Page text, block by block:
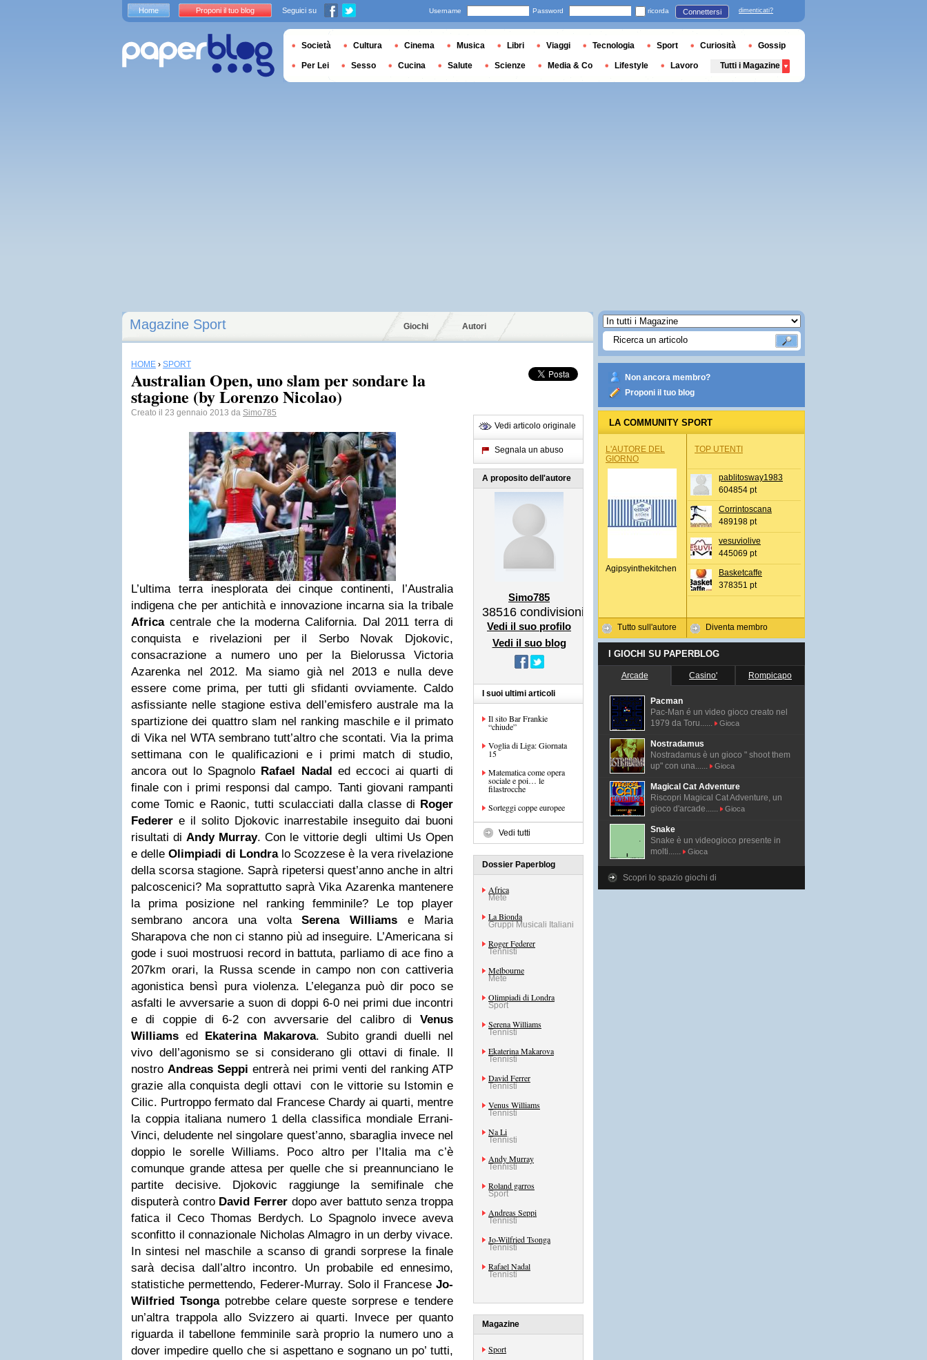
Magazine Sport Giochi Autori
HOME › SPORT
Australian Open, uno slam per sondare la
stagione (by Lorenzo Nicolao)
Creato il 23 gennaio 2013 da Simo785
L’ultima terra inesplorata dei cinque continenti, l’Australia
indigena che per antichità e innovazione incarna sia la tribale
Africacentrale che la moderna California. Dal 2011 terra di
conquista e rivelazioni per il Serbo Novak Djokovic,
consacrazione a numero uno per la Bielorussa Victoria
Azarenka nel 2012. Ma siamo già nel 2013 e nulla deve
essere come prima, per tutti gli sfidanti ovviamente. Caldo
asfissiante nelle stagione estiva dell’emisfero australe ma la
spartizione dei quattro slam nel ranking maschile e il primato
di Vika nel WTA sembrano tutt’altro che scontati. Via la prima
settimana con le qualificazioni e i primi match di studio,
ancora out lo Spagnolo Rafael Nadal ed eccoci ai quarti di
finale con i primi responsi dal campo. Tanti giovani rampanti
come Tomic e Raonic, tutti sculacciati dalla classe di Roger
Federer e il solito Djokovic inarrestabile inseguito dai buoni
risultati diAndy Murray. Con le vittorie degli ultimi Us Open
e delleOlimpiadi di Londralo Scozzese è la vera rivelazione
della scorsa stagione. Saprà ripetersi quest’anno anche in altri
palcoscenici? Ma soprattutto saprà Vika Azarenka mantenere
la prima posizione nel ranking femminile? Le top player
sembrano ancora una voltaSerena Williams e Maria
Sharapova che non ci stanno più ad inseguire. L’Americana si
gode i suoi mostruosi record in battuta, parliamo di ace fino a
207km orari, la Russa scende in campo non con cattiveria
agonistica bensì pura violenza. L’eleganza può dir poco se
asfalti le avversarie a suon di doppi 6-0 nei primi due incontri
e di coppie di 6-2 con avversarie del calibro di Venus
Williams ed Ekaterina Makarova. Subito grandi duelli nel
vivo dell’agonismo se si considerano gli ottavi di finale. Il
nostro Andreas Seppi entrerà nei primi venti del ranking ATP
grazie alla conquista degli ottavi con le vittorie su Istomin e
Cilic. Purtroppo fermato dal Francese Chardy ai quarti, mentre
la coppia italiana numero 1 della classifica mondiale Errani-
Vinci, deludente nel singolare quest’anno, sbaraglia invece nel
doppio le sorelle Williams. Poco altro per l’Italia ma c’è
comunque grande attesa per quelle che si preannunciano le
partite decisive. Djokovic raggiunge la semifinale che
disputerà contro David Ferrerdopo aver battuto senza troppa
fatica il Ceco Thomas Berdych. Lo Spagnolo invece aveva
sconfitto il connazionale Nicholas Almagro in un derby vivace.
In sintesi nel maschile a scanso di grandi sorprese la finale
sarà decisa dall’altro incontro. Un probabile ed ennesimo,
statistiche permettendo, Federer-Murray. Solo il Francese Jo-
Wilfried Tsongapotrebbe celare queste sorprese e tendere
un’altra trappola allo Svizzero ai quarti. Invece per quanto
riguarda il tabellone femminile sarà proprio la numero uno a
dover impedire quello che si aspettano e sognano un po’ tutti,
Vedi articolo originale
Segnala un abuso
A proposito dell'autore
Simo785
38516 condivisioni
Vedi il suo profilo
Vedi il suo blog
I suoi ultimi articoli
Il sito Bar Frankie
“chiude”
Voglia di Liga: Giornata
15
Matematica come opera
sociale e poi… le
filastrocche
Sorteggi coppe europee
Vedi tutti
Dossier Paperblog
Africa
Mete
La Bionda
Gruppi Musicali Italiani
Roger Federer
Tennisti
Melbourne
Mete
Olimpiadi di Londra
Sport
Serena Williams
Tennisti
Ekaterina Makarova
Tennisti
David Ferrer
Tennisti
Venus Williams
Tennisti
Na Li
Tennisti
Andy Murray
Tennisti
Roland garros
Sport
Andreas Seppi
Tennisti
Jo-Wilfried Tsonga
Tennisti
Rafael Nadal
Tennisti
Magazine
Sport
Non ancora membro?
Proponi il tuo blog
LA COMMUNITY SPORT
L'AUTORE DEL
GIORNO
Agipsyinthekitchen
Tutto sull'autore
TOP UTENTI
pablitosway1983
604854 pt
Corrintoscana
489198 pt
vesuviolive
445069 pt
Basketcaffe
378351 pt
Diventa membro
I GIOCHI SU PAPERBLOG
Arcade Casino' Rompicapo
Pacman
Pac-Man é un video gioco creato nel
1979 da Toru......
Gioca
Nostradamus
Nostradamus è un gioco " shoot them
up" con una......
Gioca
Magical Cat Adventure
Riscopri Magical Cat Adventure, un
gioco d'arcade......
Gioca
Snake
Snake è un videogioco presente in
molti......
Gioca
Scopri lo spazio giochi di
Home Proponi il tuo blog Seguici su Username Password ricorda Connettersi dimenticati?
Società Cultura Cinema Musica Libri Viaggi Tecnologia Sport Curiosità Gossip
Per Lei Sesso Cucina Salute Scienze Media & Co Lifestyle Lavoro Tutti i Magazine